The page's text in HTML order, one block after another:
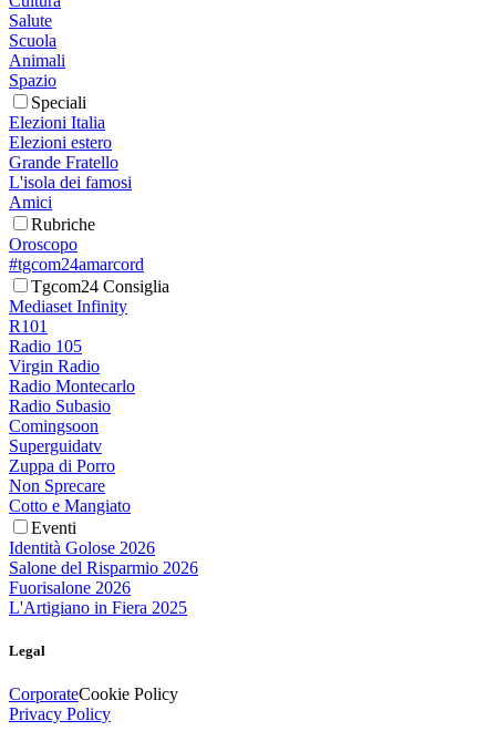
Salute
Scuola
Animali
Spazio
Speciali
Elezioni Italia
Elezioni estero
Grande Fratello
L'isola dei famosi
Amici
Rubriche
Oroscopo
#tgcom24amarcord
Tgcom24 Consiglia
Mediaset Infinity
R101
Radio 105
Virgin Radio
Radio Montecarlo
Radio Subasio
Comingsoon
Superguidatv
Zuppa di Porro
Non Sprecare
Cotto e Mangiato
Eventi
Identità Golose 2026
Salone del Risparmio 2026
Fuorisalone 2026
L'Artigiano in Fiera 2025
Legal
CorporateCookie Policy
Privacy Policy